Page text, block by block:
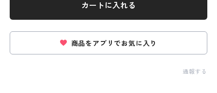
カートに入れる
商品をアプリでお気に入り
通報する